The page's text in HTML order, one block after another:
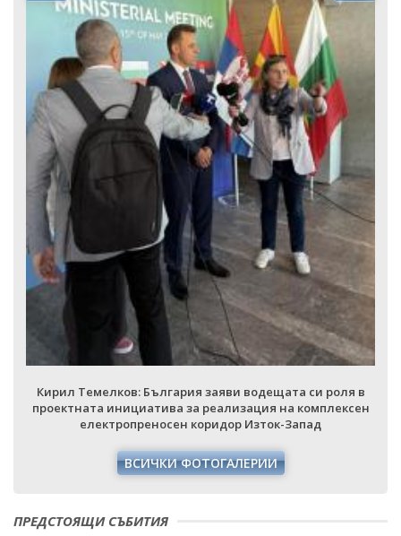
Кирил Темелков: България заяви водещата си роля в
проектната инициатива за реализация на комплексен
електропреносен коридор Изток-Запад
ВСИЧКИ ФОТОГАЛЕРИИ
ПРЕДСТОЯЩИ СЪБИТИЯ